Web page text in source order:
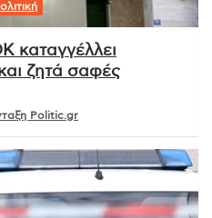
καταγγέλλει
ζητά σαφές
Politic.gr